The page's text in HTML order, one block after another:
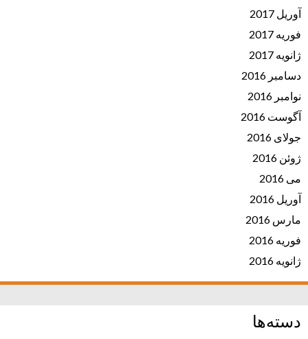
آوریل 2017
فوریه 2017
ژانویه 2017
دسامبر 2016
نوامبر 2016
آگوست 2016
جولای 2016
ژوئن 2016
می 2016
آوریل 2016
مارس 2016
فوریه 2016
ژانویه 2016
دسته‌ها